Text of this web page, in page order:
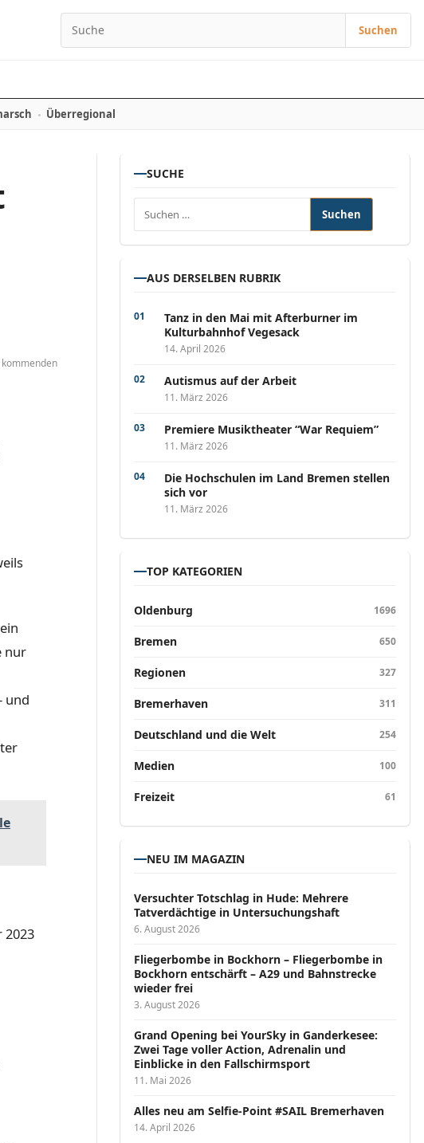
Suchen nach:
Suchen
Überregional
nur
und
2023
SUCHE
Suchen nach:
AUS DERSELBEN RUBRIK
Tanz in den Mai mit Afterburner im
Kulturbahnhof Vegesack
14. April 2026
Autismus auf der Arbeit
11. März 2026
Premiere Musiktheater “War Requiem”
11. März 2026
Die Hochschulen im Land Bremen stellen
sich vor
11. März 2026
TOP KATEGORIEN
Oldenburg 1696
Bremen 650
Regionen 327
Bremerhaven 311
Deutschland und die Welt 254
Medien 100
Freizeit 61
NEU IM MAGAZIN
Versucht­er Totschlag in Hude: Mehrere
Tatverdächtige in Untersuchungshaft
6. August 2026
Fliegerbombe in Bockhorn – Fliegerbombe in
Bockhorn entschärft – A29 und Bahnstrecke
wieder frei
3. August 2026
Grand Opening bei YourSky in Ganderkesee:
Zwei Tage voller Action, Adrenalin und
Einblicke in den Fallschirmsport
11. Mai 2026
Alles neu am Selfie-Point #SAIL Bremerhaven
14. April 2026